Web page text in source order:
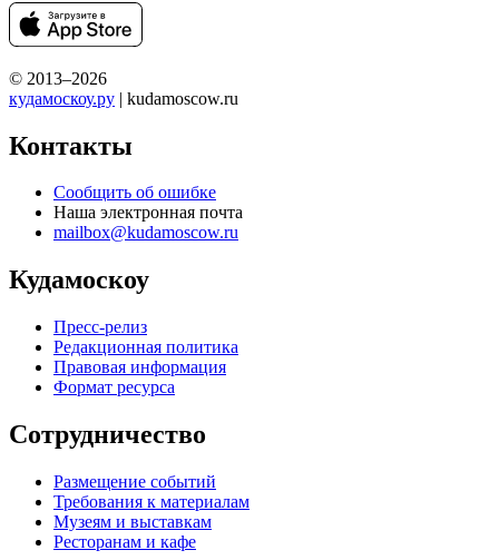
© 2013–2026
кудамоскоу.ру | kudamoscow.ru
Контакты
Сообщить об ошибке
Наша электронная почта
mailbox@kudamoscow.ru
Кудамоскоу
Пресс-релиз
Редакционная политика
Правовая информация
Формат ресурса
Сотрудничество
Размещение событий
Требования к материалам
Музеям и выставкам
Ресторанам и кафе